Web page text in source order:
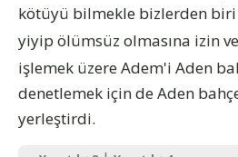
kötüyü bilmekle bizlerden biri
yiyip ölümsüz olmasına izin
işlemek üzere Adem'i Aden
denetlemek için de Aden
yerleştirdi.